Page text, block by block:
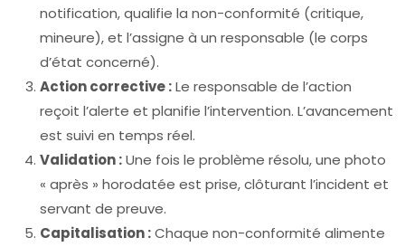
notification, qualifie la non-conformité (critique,
mineure), et l’assigne à un responsable (le corps
d’état concerné).
Action corrective :Le responsable de l’action
reçoit l’alerte et planifie l’intervention. L’avancement
est suivi en temps réel.
Validation :Une fois le problème résolu, une photo
« après » horodatée est prise, clôturant l’incident et
servant de preuve.
Capitalisation :Chaque non-conformité alimente